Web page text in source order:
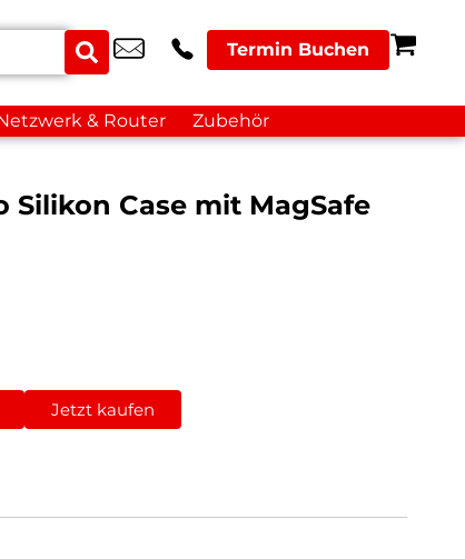
Termin Buchen
& Router Zubehör
Silikon Case mit MagSafe
Jetzt kaufen